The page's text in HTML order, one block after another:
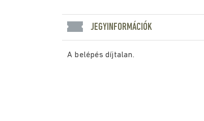
JEGYINFORMÁCIÓK
A belépés díjtalan.